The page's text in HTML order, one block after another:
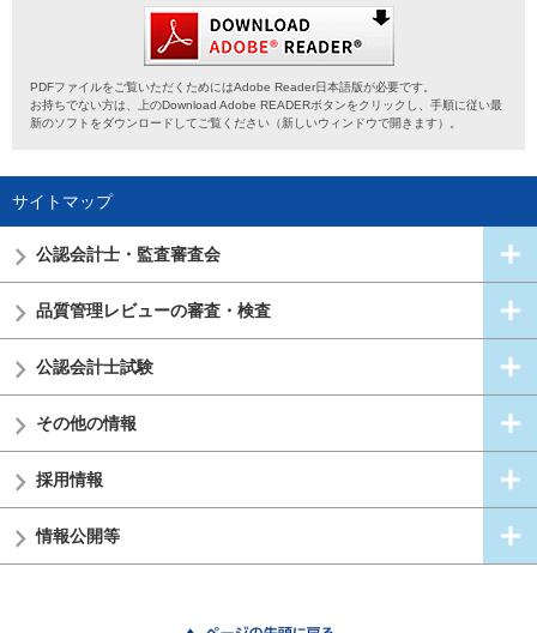
PDFファイルをご覧いただくためにはAdobe Reader日本語版が必要です。
お持ちでない方は、上のDownload Adobe READERボタンをクリックし、手順に従い最
新のソフトをダウンロードしてご覧ください（新しいウィンドウで開きます）。
サイトマップ
公認会計士・ 監査審査会
品質管理レビューの審査・検査
公認会計士試験
その他の情報
採用情報
情報公開等